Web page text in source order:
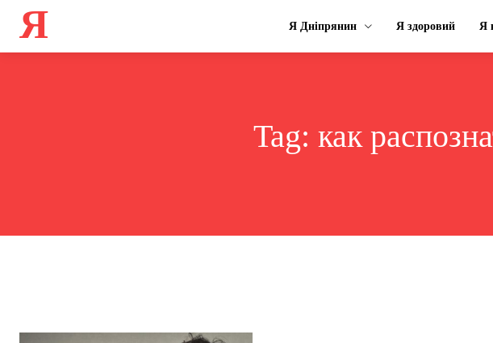
Я Я Дніпрянин Я здоровий Я
Tag: как